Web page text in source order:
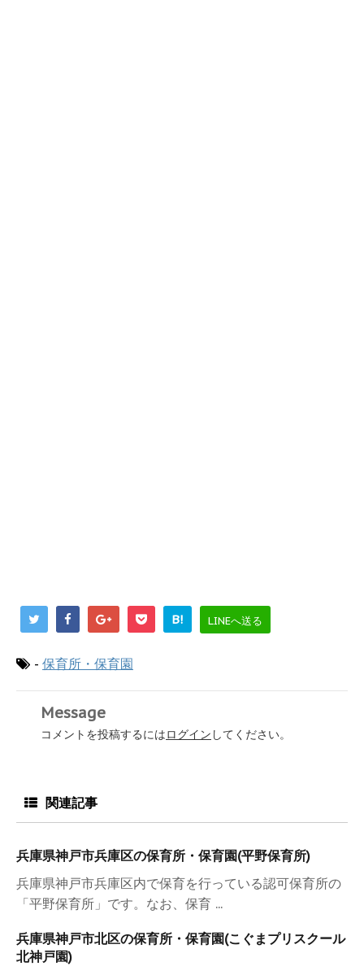
B! LINEへ送る
- 保育所・保育園
Message
コメントを投稿するにはログイン してください。
関連記事
兵庫県神戸市兵庫区の保育所・保育園(平野保育所)
兵庫県神戸市兵庫区内で保育を行っている認可保育所の
「平野保育所」です。なお、保育 ...
兵庫県神戸市北区の保育所・保育園(こぐまプリスクール
北神戸園)